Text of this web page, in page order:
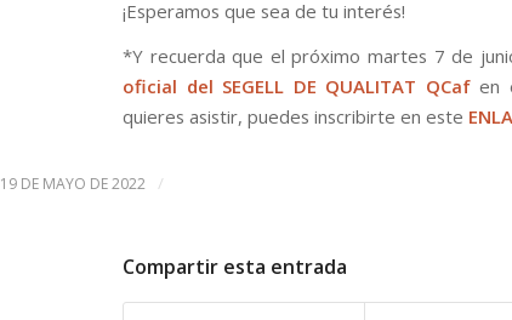
¡Esperamos que sea de tu interés!
*Y recuerda que el próximo martes 7 de
oficial del SEGELL DE QUALITAT QCafen
quieres asistir, puedes inscribirte en este
19 DE MAYO DE 2022 /
Compartir esta entrada